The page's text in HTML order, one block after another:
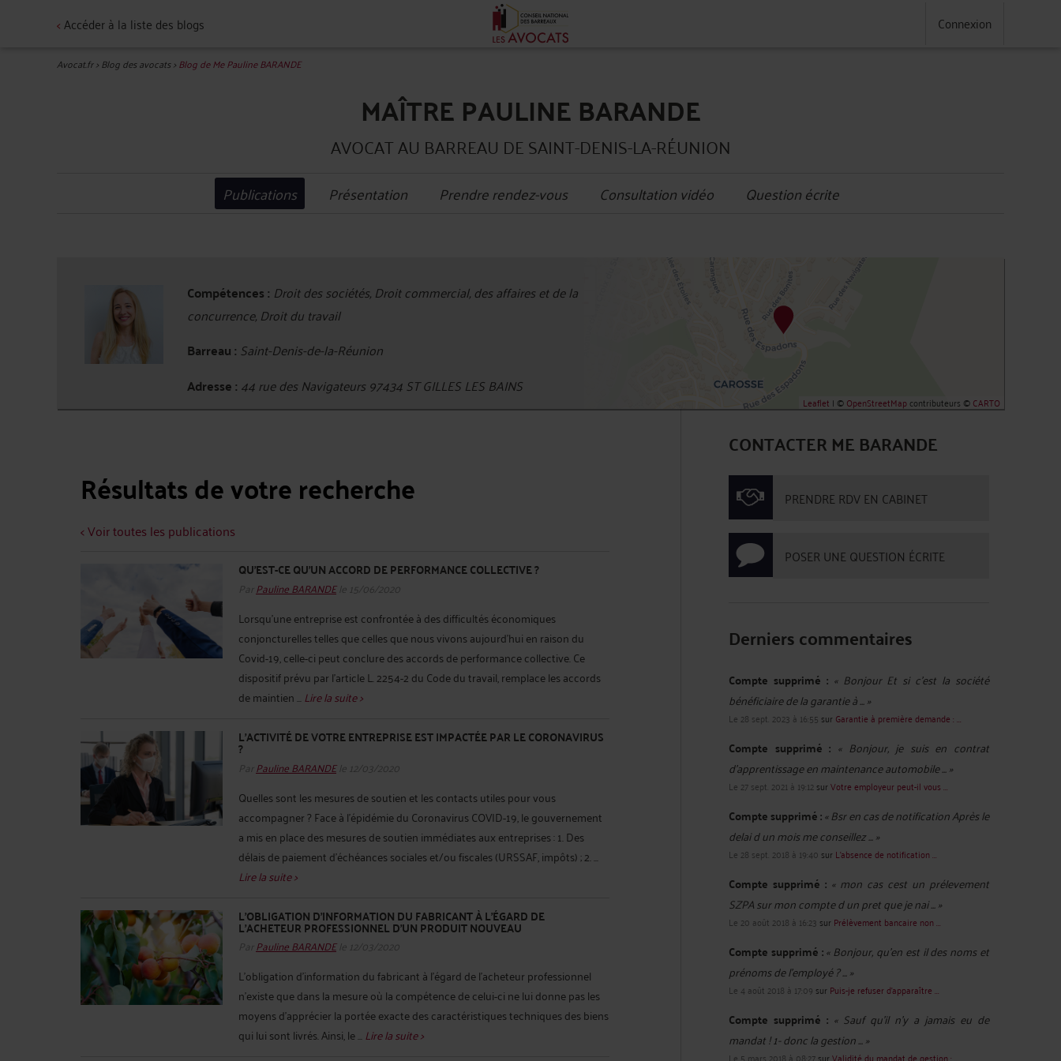
<Accéder à la liste des blogs Connexion
Avocat.fr>Blog des avocats>Blog de Me Pauline BARANDE
MAÎTRE PAULINE BARANDE
AVOCAT AU BARREAU DE SAINT-DENIS-LA-RÉUNION
Publications Présentation Prendre rendez-vous Consultation vidéo Question écrite
Compétences : Droit des sociétés, Droit commercial, des affaires et de la
concurrence, Droit du travail
Barreau : Saint-Denis-de-la-Réunion
Adresse : 44 rue des Navigateurs 97434 ST GILLES LES BAINS
Leaflet | ©OpenStreetMapcontributeurs ©CARTO
Résultats de votre recherche
< Voir toutes les publications
QU’EST-CE QU’UN ACCORD DE PERFORMANCE COLLECTIVE ?
Par Pauline BARANDEle 15/06/2020
Lorsqu’une entreprise est confrontée à des difficultés économiques
conjoncturelles telles que celles que nous vivons aujourd’hui en raison du
Covid-19, celle-ci peut conclure des accords de performance collective. Ce
dispositif prévu par l’article L. 2254-2 du Code du travail, remplace les accords
de maintien ...Lire la suite >
L’ACTIVITÉ DE VOTRE ENTREPRISE EST IMPACTÉE PAR LE CORONAVIRUS
?
Par Pauline BARANDEle 12/03/2020
Quelles sont les mesures de soutien et les contacts utiles pour vous
accompagner ? Face à l’épidémie du Coronavirus COVID-19, le gouvernement
a mis en place des mesures de soutien immédiates aux entreprises : 1. Des
délais de paiement d’échéances sociales et/ou fiscales (URSSAF, impôts) ; 2. ...
Lire la suite >
L’OBLIGATION D’INFORMATION DU FABRICANT À L’ÉGARD DE
L’ACHETEUR PROFESSIONNEL D’UN PRODUIT NOUVEAU
Par Pauline BARANDEle 12/03/2020
L’obligation d’information du fabricant à l’égard de l’acheteur professionnel
n’existe que dans la mesure où la compétence de celui-ci ne lui donne pas les
moyens d’apprécier la portée exacte des caractéristiques techniques des biens
qui lui sont livrés. Ainsi, le ...Lire la suite >
CONTACTER ME BARANDE
PRENDRE RDV EN CABINET
POSER UNE QUESTION ÉCRITE
Derniers commentaires
Compte supprimé : « Bonjour Et si c'est la société
bénéficiaire de la garantie à ... »
Le 28 sept. 2023 à 16:55 sur Garantie à première demande : ...
Compte supprimé : « Bonjour, je suis en contrat
d'apprentissage en maintenance automobile ... »
Le 27 sept. 2021 à 19:12surVotre employeur peut-il vous ...
Compte supprimé :« Bsr en cas de notification Après le
delai d un mois me conseillez ... »
Le 28 sept. 2018 à 19:40 sur L’absence de notification ...
Compte supprimé : « mon cas cest un prélevement
SZPA sur mon compte d un pret que je nai ... »
Le 20 août 2018 à 16:23 sur Prélèvement bancaire non ...
Compte supprimé :« Bonjour, qu'en est il des noms et
prénoms de l'employé ? ... »
Le 4 août 2018 à 17:09 sur Puis-je refuser d’apparaître ...
Compte supprimé : « Sauf qu'il n'y a jamais eu de
mandat ! 1- donc la gestion ... »
Le 5 mars 2018 à 08:27surValidité du mandat de gestion : ...